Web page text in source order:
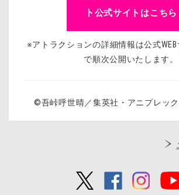
ト 公式サイトはこちら
※アトラクションの詳細情報は公式WEB
で順次公開いたします。
©吾峠呼世晴／集英社・アニプレッ